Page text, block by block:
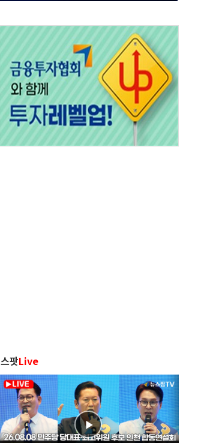
스팟Live